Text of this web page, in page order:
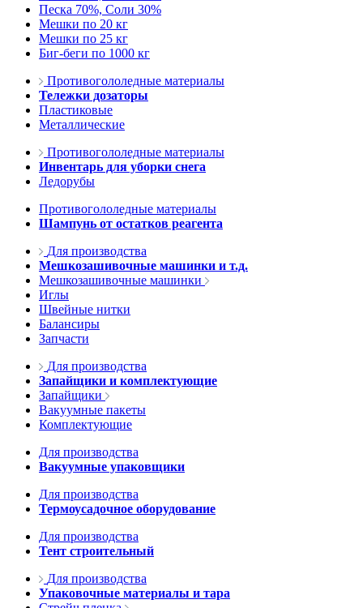
Песка 70%, Соли 30%
Мешки по 20 кг
Мешки по 25 кг
Биг-беги по 1000 кг
Противогололедные материалы
Тележки дозаторы
Пластиковые
Металлические
Противогололедные материалы
Инвентарь для уборки снега
Ледорубы
Противогололедные материалы
Шампунь от остатков реагента
Для производства
Мешкозашивочные машинки и т.д.
Мешкозашивочные машинки
Иглы
Швейные нитки
Балансиры
Запчасти
Для производства
Запайщики и комплектующие
Запайщики
Вакуумные пакеты
Комплектующие
Для производства
Вакуумные упаковщики
Для производства
Термоусадочное оборудование
Для производства
Тент строительный
Для производства
Упаковочные материалы и тара